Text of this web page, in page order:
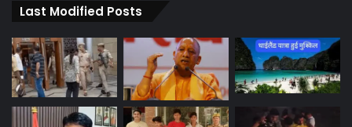
Last Modified Posts